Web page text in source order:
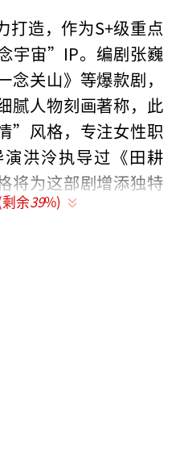
打造，作为S+级重点
宇宙”IP。编剧张巍
念关山》等爆款剧，
腻人物刻画著称，此
”风格，专注女性职
洪泠执导过《田耕
将为这部剧增添独特
余39%)